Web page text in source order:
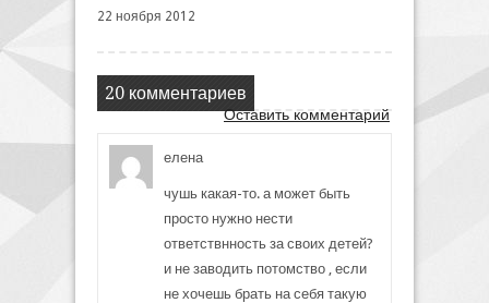
22 ноября 2012
20 комментариев
Оставить комментарий
елена
чушь какая-то. а может быть
просто нужно нести
ответствнность за своих детей?
и не заводить потомство , если
не хочешь брать на себя такую